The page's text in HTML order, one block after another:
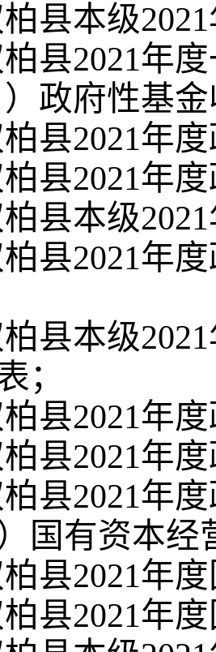
县本级2021
县2021年度
）政府性基
县2021年度
县2021年度
县本级2021
县2021年度
县本级2021
；
县2021年度
县2021年度
县2021年度
）国有资本经
县2021年度
县2021年度